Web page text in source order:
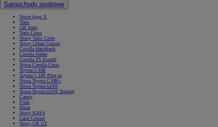
Samochody osobowe
Nowe Aygo X
Yaris
GR Yaris
Yaris Cross
Nowy Yaris Cross
Nowy Urban Cruiser
Corolla Hatchback
Corolla Sedan
Corolla TS Kombi
Nowa Corolla Cross
Toyota C-HR
Toyota C-HR Plug-in
Nowa Toyota C-HR+
Nowa Toyota bZ4X
Nowa Toyota bZ4X Touring
Camry
Prius
Mirai
Nowy RAV4
Land Cruiser
Nowy GR GT